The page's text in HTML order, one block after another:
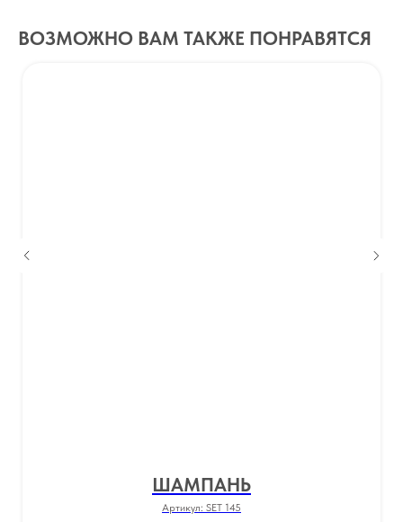
ВОЗМОЖНО ВАМ ТАКЖЕ ПОНРАВЯТСЯ
ШАМПАНЬ
Артикул: SET 145